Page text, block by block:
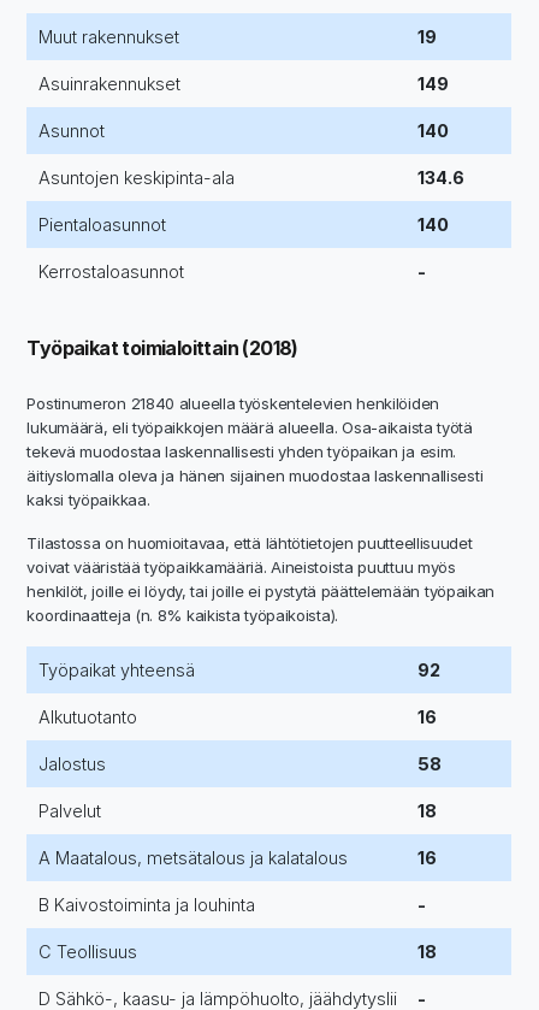
Muut rakennukset 19
Asuinrakennukset 149
Asunnot 140
Asuntojen keskipinta-ala 134.6
Pientaloasunnot 140
Kerrostaloasunnot -
Työpaikat toimialoittain (2018)
Postinumeron 21840 alueella työskentelevien henkilöiden
lukumäärä, eli työpaikkojen määrä alueella. Osa-aikaista työtä
tekevä muodostaa laskennallisesti yhden työpaikan ja esim.
äitiyslomalla oleva ja hänen sijainen muodostaa laskennallisesti
kaksi työpaikkaa.
Tilastossa on huomioitavaa, että lähtötietojen puutteellisuudet
voivat vääristää työpaikkamääriä. Aineistoista puuttuu myös
henkilöt, joille ei löydy, tai joille ei pystytä päättelemään työpaikan
koordinaatteja (n. 8% kaikista työpaikoista).
Työpaikat yhteensä 92
Alkutuotanto 16
Jalostus 58
Palvelut 18
A Maatalous, metsätalous ja kalatalous 16
B Kaivostoiminta ja louhinta -
C Teollisuus 18
D Sähkö-, kaasu- ja lämpöhuolto, jäähdytyslii
-